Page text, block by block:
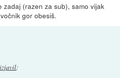
zadaj (razen za sub), samo vijak
gor obesiš.
izjavil: